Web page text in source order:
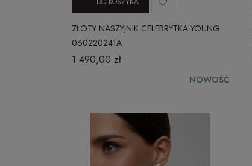
ZŁOTY NASZYJNIK CELEBRYTKA YOUNG
060220241A
1 490,00 zł
NOWOŚĆ